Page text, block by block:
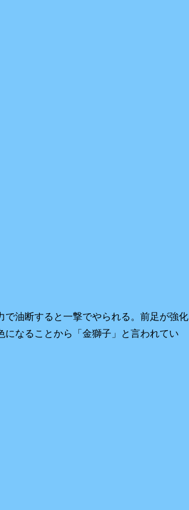
油断すると一撃でやられる。前足が強化
なることから「金獅子」と言われてい